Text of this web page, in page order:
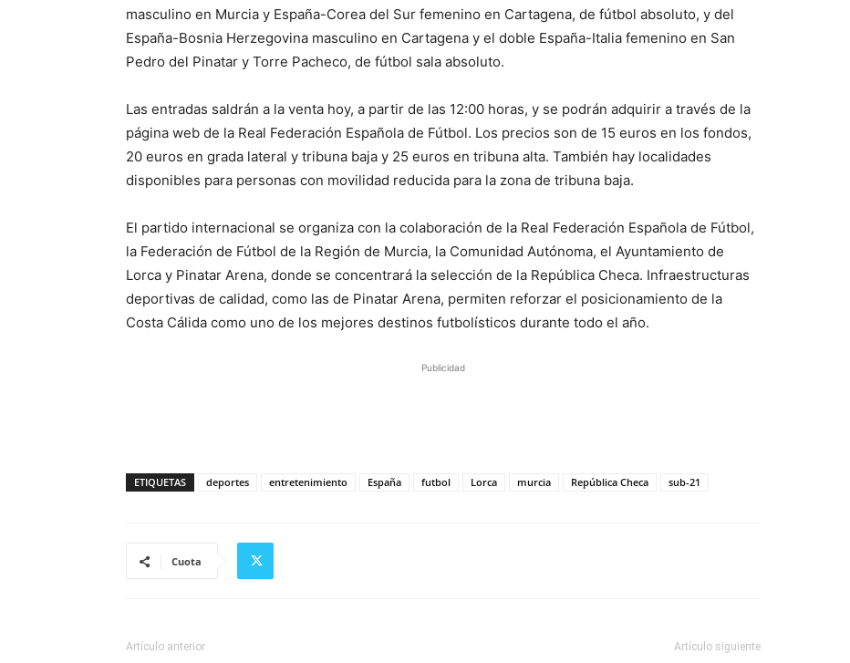
masculino en Murcia y España-Corea del Sur femenino en Cartagena, de fútbol absoluto, y del
España-Bosnia Herzegovina masculino en Cartagena y el doble España-Italia femenino en San
Pedro del Pinatar y Torre Pacheco, de fútbol sala absoluto.
Las entradas saldrán a la venta hoy, a partir de las 12:00 horas, y se podrán adquirir a través de la
página web de la Real Federación Española de Fútbol. Los precios son de 15 euros en los fondos,
20 euros en grada lateral y tribuna baja y 25 euros en tribuna alta. También hay localidades
disponibles para personas con movilidad reducida para la zona de tribuna baja.
El partido internacional se organiza con la colaboración de la Real Federación Española de Fútbol,
la Federación de Fútbol de la Región de Murcia, la Comunidad Autónoma, el Ayuntamiento de
Lorca y Pinatar Arena, donde se concentrará la selección de la República Checa. Infraestructuras
deportivas de calidad, como las de Pinatar Arena, permiten reforzar el posicionamiento de la
Costa Cálida como uno de los mejores destinos futbolísticos durante todo el año.
Publicidad
ETIQUETAS deportes entretenimiento España futbol Lorca murcia República Checa sub-21
Cuota
Artículo anterior Artículo siguiente